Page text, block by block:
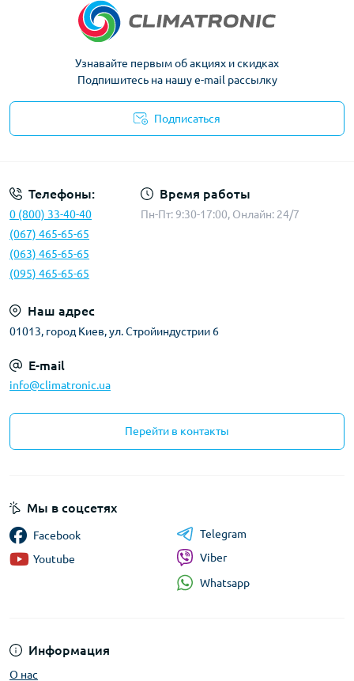
Узнавайте первым об акциях и скидках
Подпишитесь на нашу e-mail рассылку
Подписаться
Телефоны:
0 (800) 33-40-40
(067) 465-65-65
(063) 465-65-65
(095) 465-65-65
Время работы
Пн-Пт: 9:30-17:00, Онлайн: 24/7
Наш адрес
01013, город Киев, ул. Стройиндустрии 6
E-mail
info@climatronic.ua
Перейти в контакты
Информация
О нас
Мы в соцсетях
Facebook
Youtube
Telegram
Viber
Whatsapp